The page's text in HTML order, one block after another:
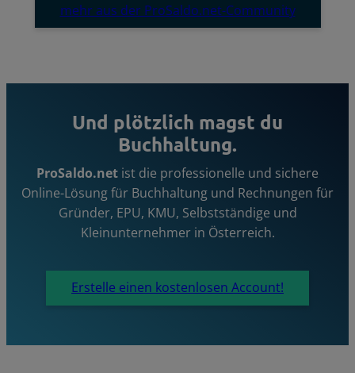
mehr aus der ProSaldo.net-Community
Und plötzlich magst du
Buchhaltung.
ProSaldo.net ist die professionelle und sichere
Online-Lösung für Buchhaltung und Rechnungen für
Gründer, EPU, KMU, Selbstständige und
Kleinunternehmer in Österreich.
Erstelle einen kostenlosen Account!